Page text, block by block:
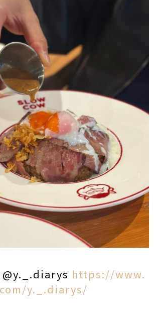
@y._.diarys https://www.
y._.diarys/